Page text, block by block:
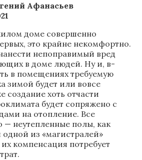
Афанасьев
доме совершенно
это крайне некомфортно.
непоправимый вред
в доме людей. Ну и, в-
в помещениях требуемую
зимой будет или вовсе
хоть отчасти
будет сопряжено с
на отопление. Все
— неутепленные полы, как
одной из «магистралей»
компенсация потребует